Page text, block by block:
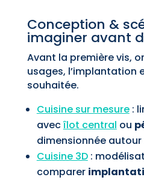
Conception &
imaginer avant
Avant la première vis,
usages, l’implantation
souhaitée.
Cuisine sur mesure:
avecîlot central ou
dimensionnée
Cuisine 3D:
comparer